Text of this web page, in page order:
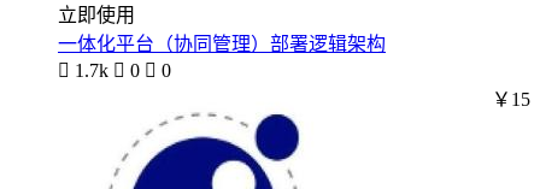
立即使用
一体化平台（协同管理）部署逻辑架构
 1.7k  0  0
￥15